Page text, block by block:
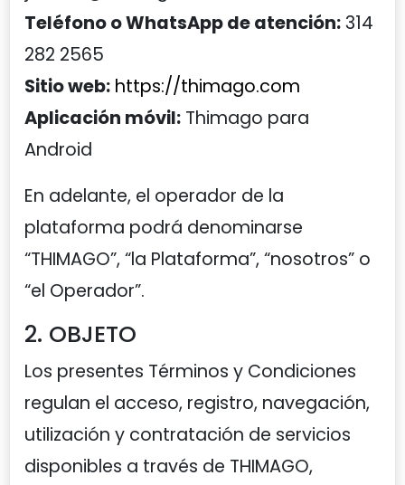
Teléfono o WhatsApp de atención:314
282 2565
Sitio web: https://thimago.com
Aplicación móvil: Thimago para
Android
En adelante, el operador de la
plataforma podrá denominarse
“THIMAGO”, “la Plataforma”, “nosotros” o
“el Operador”.
2. OBJETO
Los presentes Términos y Condiciones
regulan el acceso, registro, navegación,
utilización y contratación de servicios
disponibles a través de THIMAGO,